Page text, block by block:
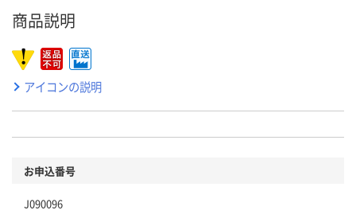
商品説明
アイコンの説明
お申込番号
J090096